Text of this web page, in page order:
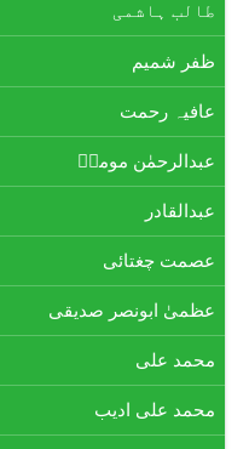
طالب ہاشمی
ظفر شمیم
عافیہ رحمت
عبدالرحمٰن مومنؔ
عبدالقادر
عصمت چغتائی
عظمیٰ ابونصر صدیقی
محمد علی
محمد علی ادیب